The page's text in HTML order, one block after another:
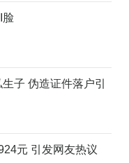
脸
子 伪造证件落户引
元 引发网友热议